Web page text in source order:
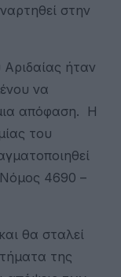
στην
ήταν
να
απόφαση. Η
του
Νόμος 4690 –
θα σταλεί
της